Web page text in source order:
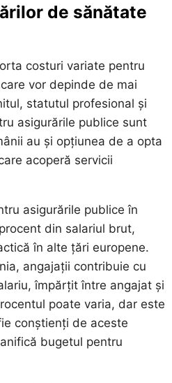
de sănătate
costuri variate pentru
vor depinde de mai
statutul profesional și
asigurările publice sunt
au și opțiunea de a opta
acoperă servicii
asigurările publice în
din salariul brut,
în alte țări europene.
angajații contribuie cu
împărțit între angajat și
poate varia, dar este
conștienți de aceste
bugetul pentru